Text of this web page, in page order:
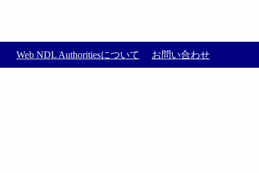
Web NDL Authoritiesについて お問い合わせ